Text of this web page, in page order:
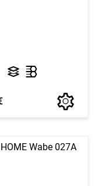
HOME Wabe 027A